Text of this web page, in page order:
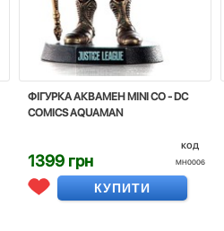
ФІГУРКА АКВАМЕН MINI CO - DC
COMICS AQUAMAN
1399 грн
код
MH0006
КУПИТИ